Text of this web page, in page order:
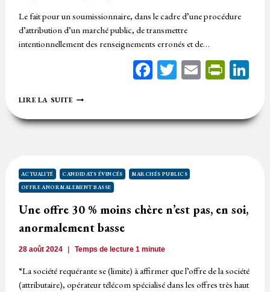
Le fait pour un soumissionnaire, dans le cadre d’une procédure
d’attribution d’un marché public, de transmettre
intentionnellement des renseignements erronés et de…
Facebook
Twitter
Email
LIRE LA SUITEFAUX
OFFRE
IRRÉGULIÈRE
ACTUALITÉ CANDIDATS ÉVINCÉS
MARCHÉS PUBLICS
OFFRE ANORMALEMENT BASSE
Une offre 30 % moins chère n’est pas, en soi,
anormalement basse
28 août 2024 Temps de lecture1 minute
“La société requérante se (limite) à affirmer que l’offre de la société
(attributaire), opérateur télécom spécialisé dans les offres très haut